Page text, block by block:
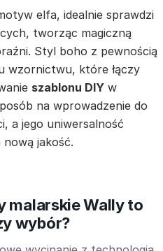
elfa, idealnie sprawdzi
tworząc magiczną
Styl boho z pewnością
wzornictwu, które łączy
szablonu DIY w
na wprowadzenie do
a jego uniwersalność
jakość.
malarskie Wally to
wybór?